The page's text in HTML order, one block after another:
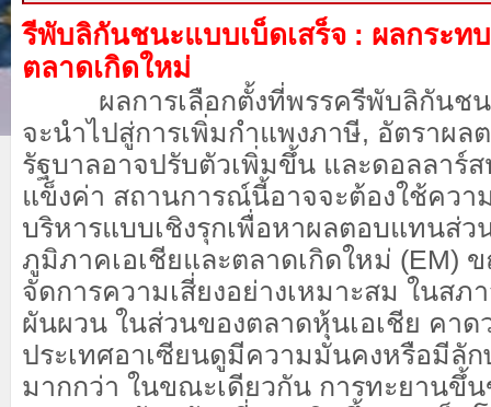
รีพับลิกันชนะแบบเบ็ดเสร็จ : ผลกระท
ตลาดเกิดใหม่
ผลการเลือกตั้งที่พรรครีพับลิกันชนะ
จะนำไปสู่การเพิ่มกำแพงภาษี, อัตราผ
รัฐบาลอาจปรับตัวเพิ่มขึ้น และดอลลาร์
แข็งค่า สถานการณ์นี้อาจจะต้องใช้ควา
บริหารแบบเชิงรุกเพื่อหาผลตอบแทนส่ว
ภูมิภาคเอเชียและตลาดเกิดใหม่ (EM)
จัดการความเสี่ยงอย่างเหมาะสม ในสภ
ผันผวน ในส่วนของตลาดหุ้นเอเชีย คา
ประเทศอาเซียนดูมีความมั่นคงหรือมีลั
มากกว่า ในขณะเดียวกัน การทะยานขึ้